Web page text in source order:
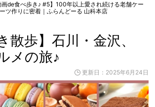
画de食べ歩き♪ #5】100年以上愛され続ける老舗ケー
ツ作りに密着｜ふらんどーる 山科本店
散歩】石川・金沢、
メの旅♪
更新日：2025年6月24日